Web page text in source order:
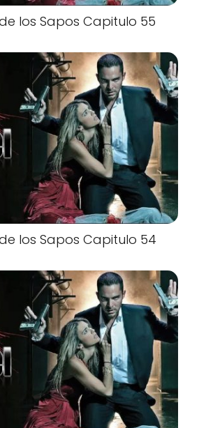
los Sapos Capitulo 55
los Sapos Capitulo 54